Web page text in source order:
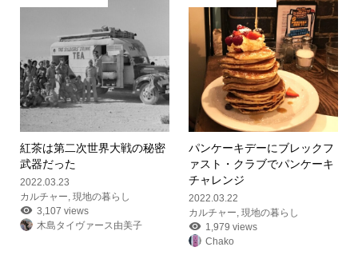
紅茶は第二次世界大戦の秘密
武器だった
2022.03.23
カルチャー, 現地の暮らし
3,107 views
木島タイヴァース由美子
パンケーキデーにブレックフ
ァスト・クラブでパンケーキ
チャレンジ
2022.03.22
カルチャー,現地の暮らし
1,979 views
Chako